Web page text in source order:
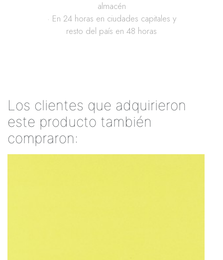
almacén
· En 24 horas en ciudades capitales y
resto del país en 48 horas
Los clientes que adquirieron
este producto también
compraron: